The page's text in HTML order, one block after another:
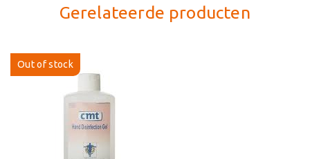
Gerelateerde producten
Out of stock